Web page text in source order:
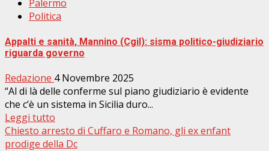
Palermo
Politica
Appalti e sanità, Mannino (Cgil): sisma politico-giudiziario
riguarda governo
Redazione 4 Novembre 2025
“Al di là delle conferme sul piano giudiziario è evidente
che c’è un sistema in Sicilia duro...
Leggi tutto
Chiesto arresto di Cuffaro e Romano, gli ex enfant
prodige della Dc